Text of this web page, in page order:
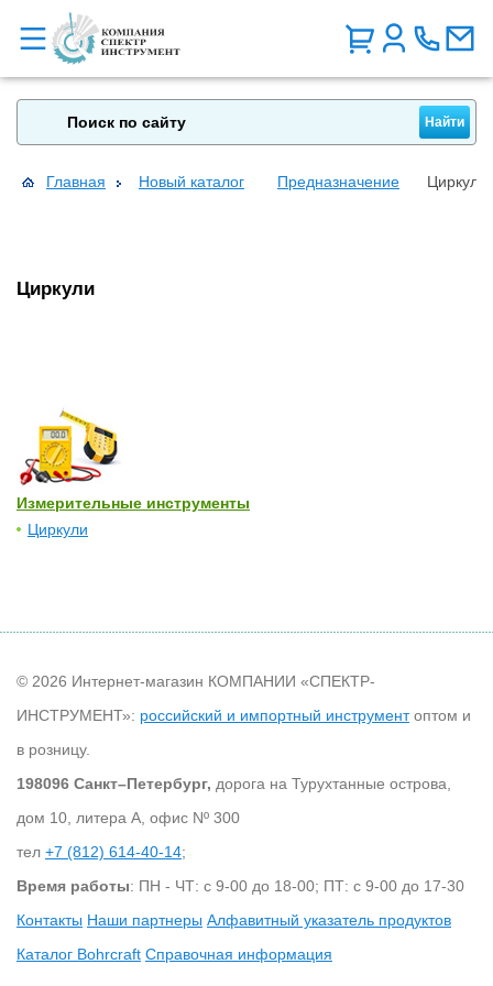
Главная Новый каталог Предназначение Циркули
Циркули
Измерительные инструменты
Циркули
© 2026 Интернет-магазин КОМПАНИИ «СПЕКТР-
ИНСТРУМЕНТ»: российский и импортный инструментоптом и
в розницу.
198096 Санкт–Петербург, дорога на Турухтанные острова,
дом 10, литера А, офис Nº 300
тел +7 (812) 614-40-14;
Время работы: ПН - ЧТ: с 9-00 до 18-00; ПТ: с 9-00 до 17-30
Контакты Наши партнеры Алфавитный указатель продуктов
Каталог Bohrcraft Справочная информация